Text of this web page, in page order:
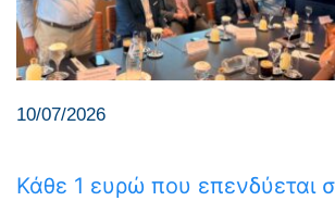
10/07/2026
Κάθε 1 ευρώ που επενδύεται